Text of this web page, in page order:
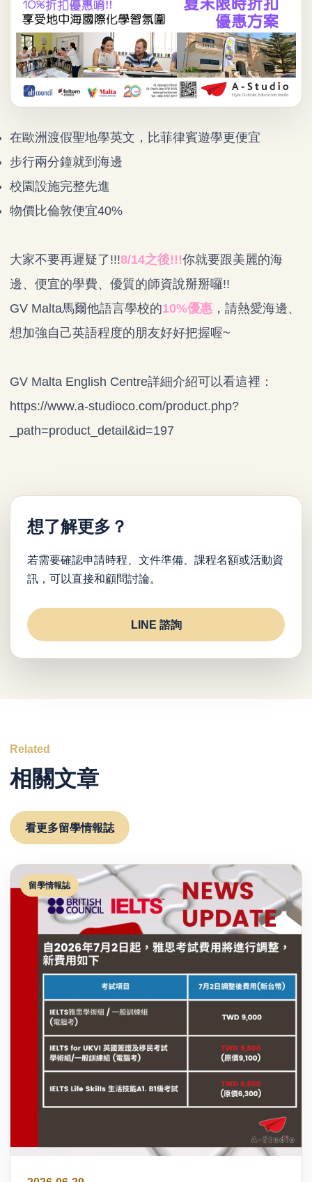
在歐洲渡假聖地學英文，比菲律賓遊學更便宜
步行兩分鐘就到海邊
校園設施完整先進
物價比倫敦便宜40%
大家不要再遲疑了!!!8/14之後!!!你就要跟美麗的海
邊、便宜的學費、優質的師資說掰掰囉!!
GV Malta馬爾他語言學校的10%優惠 ，請熱愛海邊、
想加強自己英語程度的朋友好好把握喔~
GV Malta English Centre詳細介紹可以看這裡：
https://www.a-studioco.com/product.php?
_path=product_detail&id=197
想了解更多？
若需要確認申請時程、文件準備、課程名額或活動資
訊，可以直接和顧問討論。
LINE 諮詢
Related
相關文章
看更多留學情報誌
留學情報誌